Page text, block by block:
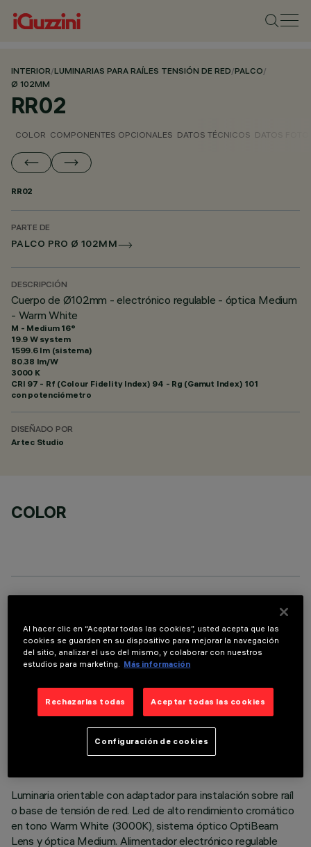
INTERIOR/LUMINARIAS PARA RAÍLES TENSIÓN DE RED/PALCO/
Ø 102MM
RR02
COLOR COMPONENTES OPCIONALES DATOS TÉCNICOS DATOS
RR02
PARTE DE
PALCO PRO Ø 102MM
DESCRIPCIÓN
Cuerpo de Ø102mm - electrónico regulable - óptica Medium
- Warm White
M - Medium 16°
19.9 W system
1599.6 lm (sistema)
80.38 lm/W
3000 K
CRI 97 - Rf (Colour Fidelity Index) 94 - Rg (Gamut Index) 101
con potenciómetro
DISEÑADO POR
Artec Studio
COLOR
DATOS TÉCNICOS
Luminaria orientable con adaptador para instalación sobre raíl
o base de tensión de red. Led de alto rendimiento cromático
en tono Warm White (3000K), sistema óptico OptiBeam
Lens y óptica Medium. Alimentador electrónico regulable
Al hacer clic en “Aceptar todas las cookies”, usted acepta que las
cookies se guarden en su dispositivo para mejorar la navegación
del sitio, analizar el uso del mismo, y colaborar con nuestros
estudios para marketing. Más información
Rechazarlas todas Aceptar todas las cookies
Configuración de cookies